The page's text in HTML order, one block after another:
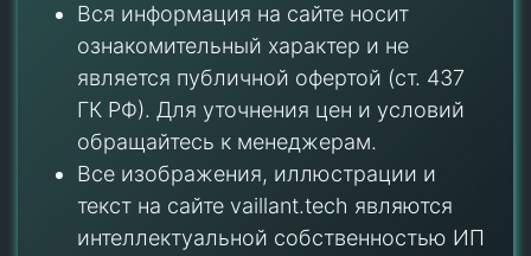
Вся информация на сайте носит
ознакомительный характер и не
является публичной офертой (ст. 437
ГК РФ). Для уточнения цен и условий
обращайтесь к менеджерам.
Все изображения, иллюстрации и
текст на сайте vaillant.tech являются
интеллектуальной собственностью ИП